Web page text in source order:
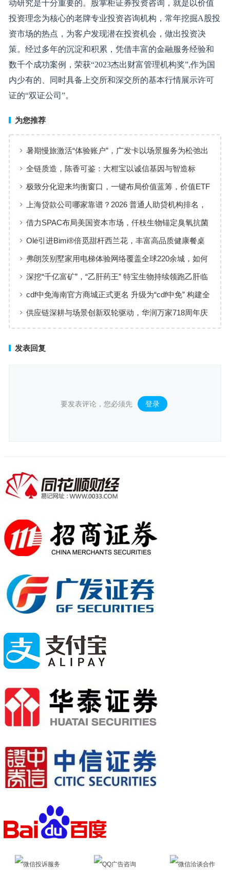
动研究是十分重要的。股掌柜证券投资咨询，就是以价值
投资理念为核心的老牌专业投资咨询机构，常年挖掘A股投
资市场的热点，为客户发现潜在投资机会，做出投资决
策。经过多年的沉淀和积累，凭借丰富的金融服务经验和
数千个成功案例，荣获“2023杰出财富管理机构奖”,作为国
内少有的、同时具备上交所和深交所的基本行情展示许可
证的“双证公司”。
为您推荐
暑期慢旅激活“体验账户”，广发卡以场景服务为松弛出
行添彩
全链质造，陈香可鉴：大柑宝以诚信基因与智造标
准，定义新会陈皮高质量发展
极致分化迎来均衡窗口，一键布局价值蓝筹，价值ETF
华夏火热开售
上海贷款公司哪家靠谱？2026 普通人助贷机构排名，
工薪族借钱选择指南
借力SPAC布局美国资本市场，仟枝生物锚定臭氧抗菌
黄金赛道
Olé引进Bimi®倍觅甜杆西兰花，丰富高品质健康餐桌
新选择
弗朗茨别墅家用电梯体验网络覆盖全球220余城，如何
实现高效服务响应
深挖“千亿富矿”，“乙肝药王” 特宝生物持续领跑乙肝临
床治愈
cdf中免海南官方商城正式更名 升级为“cdf中免” 构建全
场景购物生态
供应链深耕与场景创新双轮驱动，华润万家718周年庆
发表回复
要发表评论，您必须先 登录 。
微信投诉服务 QQ广告咨询 微信洽谈合作